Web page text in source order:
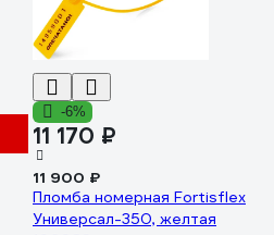
-6%
11 170 ₽
11 900 ₽
Пломба номерная Fortisflex
Универсал-350, желтая